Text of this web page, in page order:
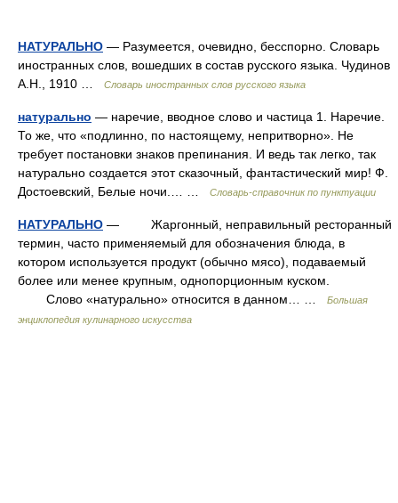
НАТУРАЛЬНО — Разумеется, очевидно, бесспорно. Словарь
иностранных слов, вошедших в состав русского языка. Чудинов
А.Н., 1910 …
Словарь иностранных слов русского языка
натурально — наречие, вводное слово и частица 1. Наречие.
То же, что «подлинно, по настоящему, непритворно». Не
требует постановки знаков препинания. И ведь так легко, так
натурально создается этот сказочный, фантастический мир! Ф.
Достоевский, Белые ночи.… …
Словарь-справочник по пунктуации
НАТУРАЛЬНО — Жаргонный, неправильный ресторанный
термин, часто применяемый для обозначения блюда, в
котором используется продукт (обычно мясо), подаваемый
более или менее крупным, однопорционным куском.
Слово «натурально» относится в данном… …
Большая
энциклопедия кулинарного искусства